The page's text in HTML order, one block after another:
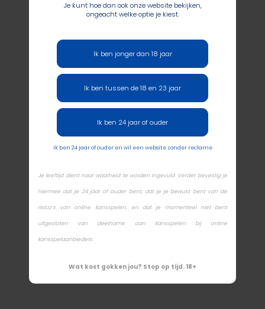
Je kunt hoe dan ook onze website bekijken,
ongeacht welke optie je kiest.
Ik ben jonger dan 18 jaar
Ik ben tussen de 18 en 23 jaar
Ik ben 24 jaar of ouder
Ik ben 24 jaar of ouder en wil een website zonder reclame
Je leeftijd dient naar waarheid te worden ingevuld. Verder bevestig je
hiermee dat je 24 jaar of ouder bent, dat je je bewust bent van de
risico’s van online kansspelen, en dat je momenteel niet bent
uitgesloten van deelname aan kansspelen bij online
kansspelaanbieders.
Wat kost gokken jou? Stop op tijd. 18+